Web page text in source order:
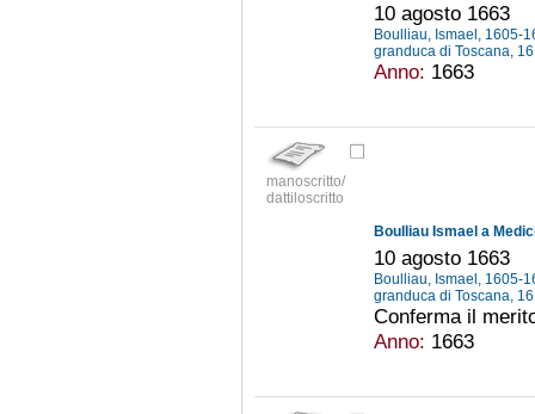
10 agosto 1663
Boulliau, Ismael, 1605-
granduca di Toscana,
Anno: 1663
manoscritto/
dattiloscritto
Boulliau Ismael a
10 agosto 1663
Boulliau, Ismael, 1605-
granduca di Toscana,
Conferma il
Anno: 1663